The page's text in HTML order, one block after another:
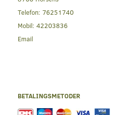
Telefon: 76251740
Mobil: 42203836
Email
BETALINGSMETODER